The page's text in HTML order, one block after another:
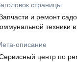
страницы
и ремонт
техники
описание
центр по